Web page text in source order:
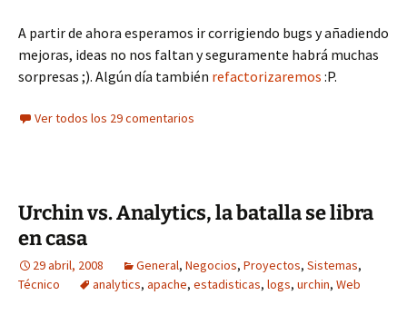
A partir de ahora esperamos ir corrigiendo bugs y añadiendo
mejoras, ideas no nos faltan y seguramente habrá muchas
sorpresas ;). Algún día también refactorizaremos :P.
Ver todos los 29 comentarios
Urchin vs. Analytics, la batalla se libra
en casa
29 abril, 2008 General, Negocios, Proyectos, Sistemas,
Técnico
analytics, apache, estadisticas, logs, urchin, Web